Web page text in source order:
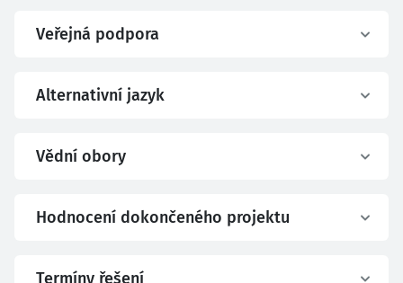
Veřejná podpora
Alternativní jazyk
Vědní obory
Hodnocení dokončeného projektu
Termíny řešení